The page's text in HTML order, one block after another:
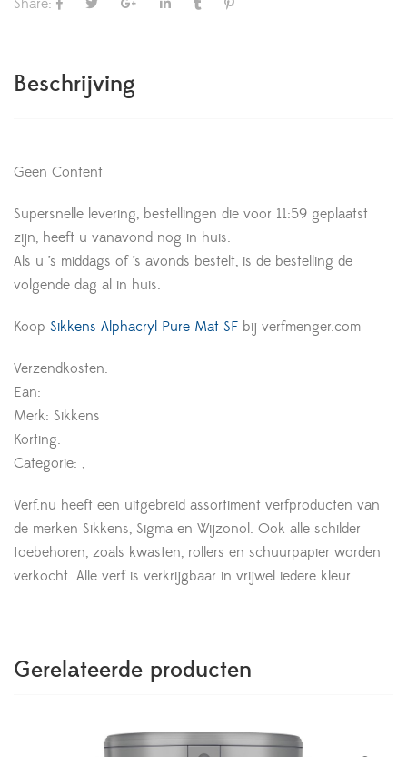
Beschrijving
Geen Content
Supersnelle levering, bestellingen die voor 11:59 geplaatst
zijn, heeft u vanavond nog in huis.
Als u ’s middags of ’s avonds bestelt, is de bestelling de
volgende dag al in huis.
Koop Sikkens Alphacryl Pure Mat SF bij verfmenger.com
Verzendkosten:
Ean:
Merk: Sikkens
Korting:
Categorie: ,
Verf.nu heeft een uitgebreid assortiment verfproducten van
de merken Sikkens, Sigma en Wijzonol. Ook alle schilder
toebehoren, zoals kwasten, rollers en schuurpapier worden
verkocht. Alle verf is verkrijgbaar in vrijwel iedere kleur.
Gerelateerde producten